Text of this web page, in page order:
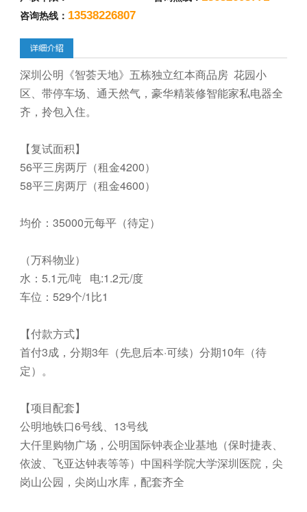
咨询热线： 13538226807
深圳公明《智荟天地》五栋独立红本商品房 花园小
区、带停车场、通天然气，豪华精装修智能家私电器全
齐，拎包入住。
【复试面积】
56平三房两厅（租金4200）
58平三房两厅（租金4600）
均价：35000元每平（待定）
（万科物业）
水：5.1元/吨 电:1.2元/度
车位：529个/1比1
【付款方式】
首付3成，分期3年（先息后本·可续）分期10年（待
定）。
【项目配套】
公明地铁口6号线、13号线
大仟里购物广场，公明国际钟表企业基地（保时捷表、
依波、飞亚达钟表等等）中国科学院大学深圳医院，尖
岗山公园，尖岗山水库，配套齐全